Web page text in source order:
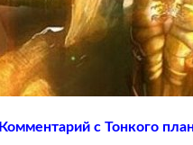
Комментарий с Тонкого